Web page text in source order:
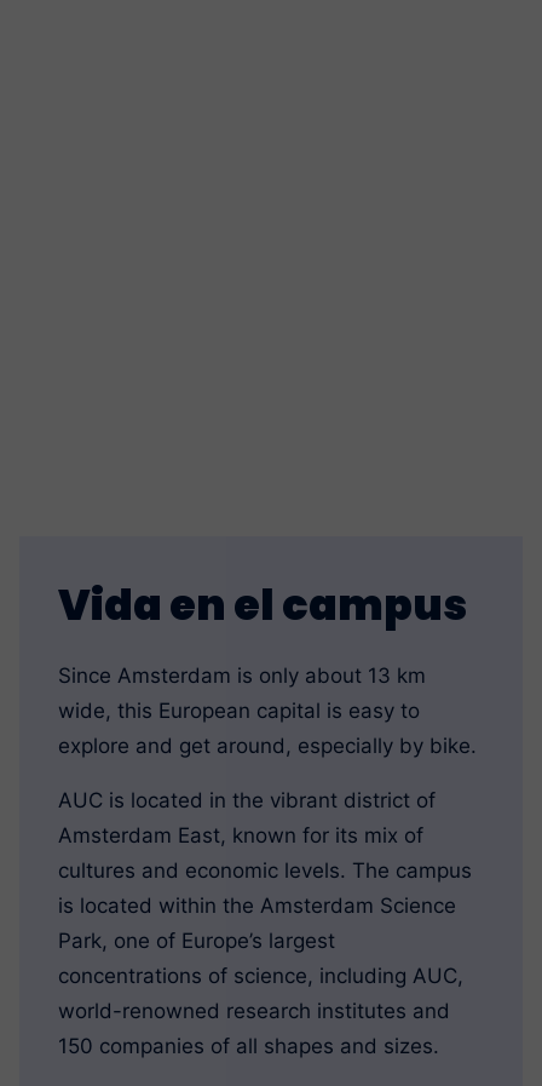
Vida en el campus
Since Amsterdam is only about 13 km
wide, this European capital is easy to
explore and get around, especially by bike.
AUC is located in the vibrant district of
Amsterdam East, known for its mix of
cultures and economic levels. The campus
is located within the Amsterdam Science
Park, one of Europe’s largest
concentrations of science, including AUC,
world-renowned research institutes and
150 companies of all shapes and sizes.